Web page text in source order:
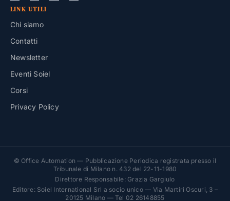
LINK UTILI
Chi siamo
Contatti
Newsletter
Eventi Soiel
Corsi
Privacy Policy
© Office Automation — Pubblicazione Periodica registrata presso il
Tribunale di Milano n. 432 del 22-11-1980
Direttore Responsabile: Grazia Gargiulo
Editore: Soiel International Srl a socio unico — Via Martiri Oscuri, 3 –
20125 Milano — Tel 02 26148855